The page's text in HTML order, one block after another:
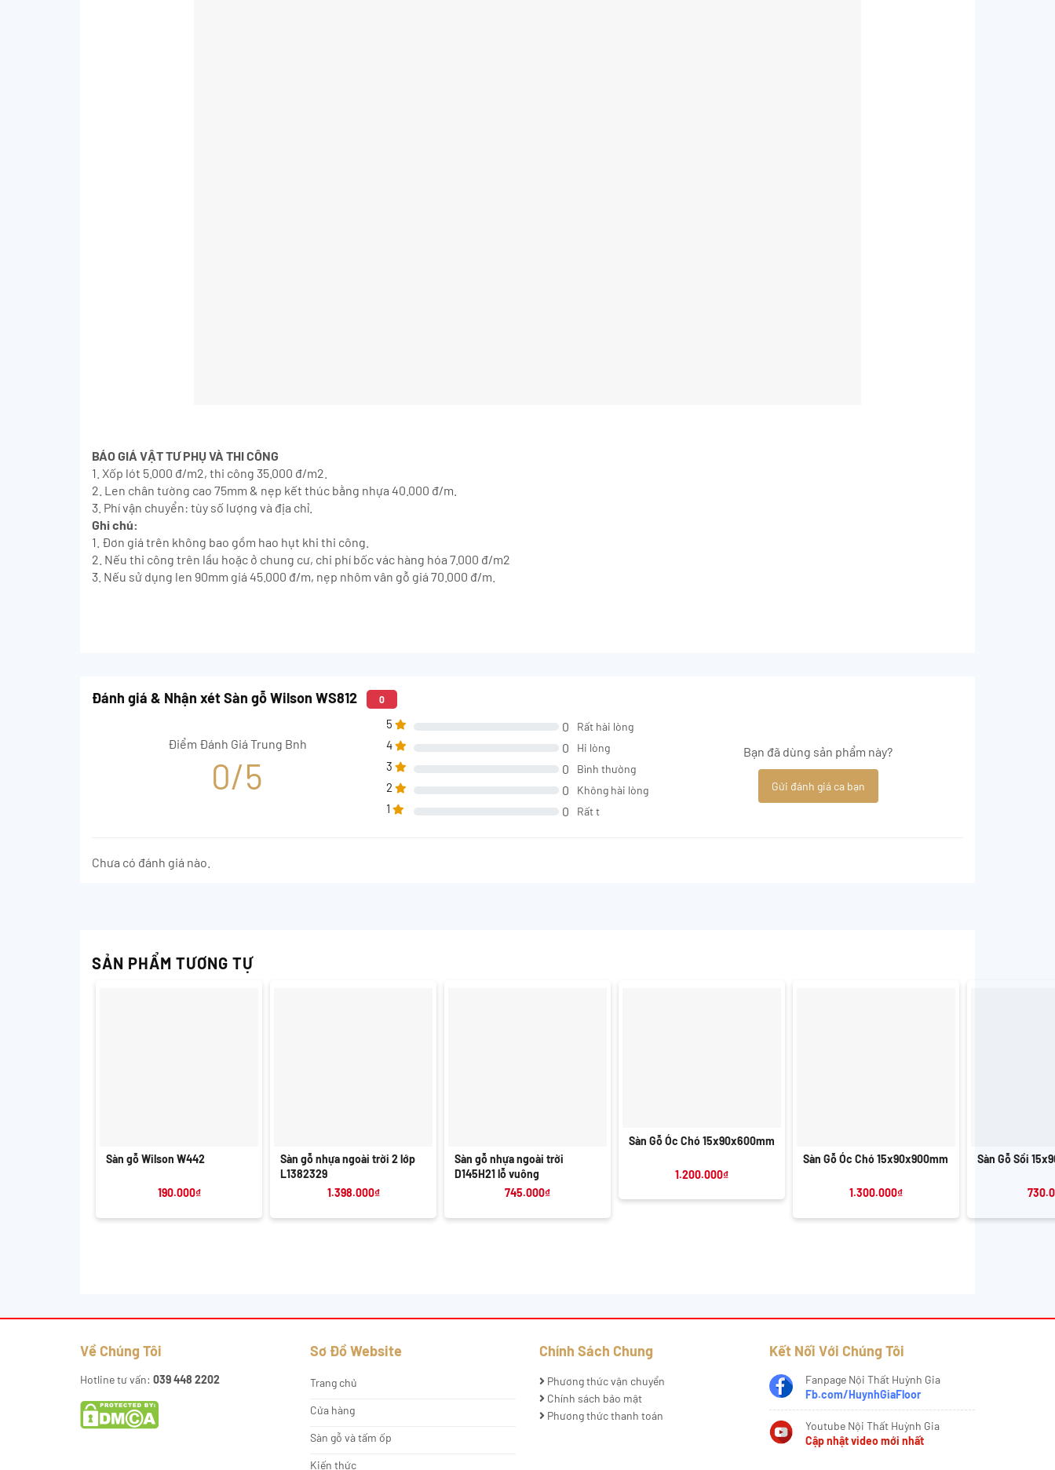
BÁO GIÁ VẬT TƯ PHỤ VÀ THI CÔNG
1. Xốp lót 5.000 đ/m2, thi công 35.000 đ/m2.
2. Len chân tường cao 75mm & nẹp kết thúc bằng nhựa 40.000 đ/m.
3. Phí vận chuyển: tùy số lượng và địa chỉ.
Ghi chú:
1. Đơn giá trên không bao gồm hao hụt khi thi công.
2. Nếu thi công trên lầu hoặc ở chung cư, chi phí bốc vác hàng hóa 7.000 đ/m2
3. Nếu sử dụng len 90mm giá 45.000 đ/m, nẹp nhôm vân gỗ giá 70.000 đ/m.
Đánh giá & Nhận xét Sàn gỗ Wilson WS812 0
Điểm Đánh Giá Trung Bnh
0/5
5 0 Rất hài lòng
4 0 Hi lòng
3 0 Bình thường
2 0 Không hài lòng
1 0 Rất t
Bạn đã dùng sản phẩm này?
Gửi đánh giá ca bạn
Chưa có đánh giá nào.
SẢN PHẨM TƯƠNG TỰ
Sàn gỗ Wilson W442
190.000₫
Sàn gỗ nhựa ngoài trời 2 lớp
L1382329
1.398.000₫
Sàn gỗ nhựa ngoài trời
D145H21 lỗ vuông
745.000₫
Sàn Gỗ Óc Chó 15x90x600mm
1.200.000₫
Sàn Gỗ Óc Chó 15x90x900mm
1.300.000₫
Sàn Gỗ Sồi
Về Chúng Tôi
Hotline tư vấn: 039 448 2202
Sơ Đồ Website
Trang chủ
Cửa hàng
Sàn gỗ và tấm ốp
Kiến thức
Chính Sách Chung
Phương thức vận chuyển
Chính sách bảo mật
Phương thức thanh toán
Kết Nối Với Chúng Tôi
Fanpage Nội Thất Huỳnh Gia
Fb.com/HuynhGiaFloor
Youtube Nội Thất Huỳnh Gia
Cập nhật video mới nhất